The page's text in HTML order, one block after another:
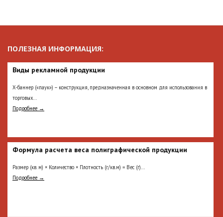
ПОЛЕЗНАЯ ИНФОРМАЦИЯ:
Виды рекламной продукции
Х-баннер («паук») – конструкция, предназначенная в основном для использования в
торговых...
Подробнее →
Формула расчета веса полиграфической продукции
Размер (кв. м) × Количество × Плотность (г/кв.м) = Вес (г)...
Подробнее →